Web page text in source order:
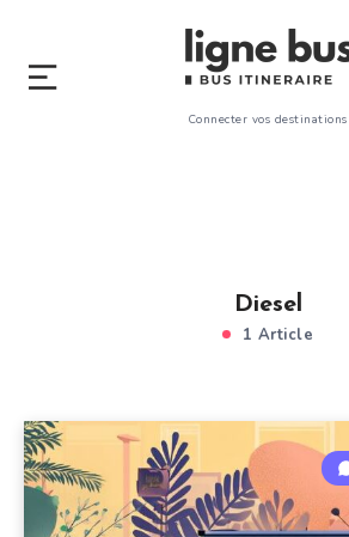
Connecter vos destinations
Diesel
1 Article